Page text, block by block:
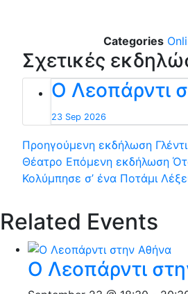
Categories
Σχετικές
Ο Λεοπάρντι
23 Sep 2026
Προηγούμενη εκδήλωση
Θέατρο Επόμενη εκδήλωση
Κολύμπησε σ’ ένα Ποτάμι
Related Events
Ο Λεοπάρντι